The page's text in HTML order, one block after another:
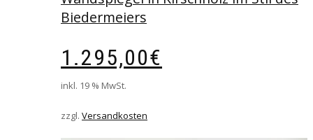
Biedermeiers
1.295,00€
inkl. 19 % MwSt.
zzgl. Versandkosten